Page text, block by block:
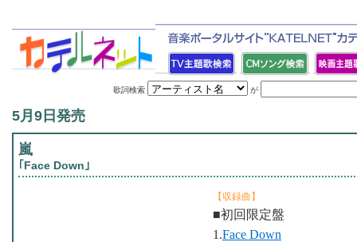
歌詞検索 が
5月9日発売
嵐
｢Face Down｣
【収録曲】
■初回限定盤
1.Face Down